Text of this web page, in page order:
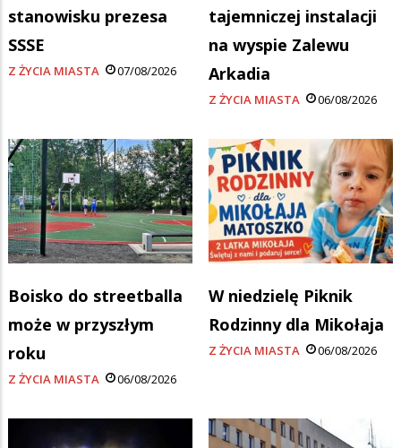
stanowisku prezesa
SSSE
Z ŻYCIA MIASTA 07/08/2026
tajemniczej instalacji
na wyspie Zalewu
Arkadia
Z ŻYCIA MIASTA 06/08/2026
Boisko do streetballa
może w przyszłym
roku
Z ŻYCIA MIASTA 06/08/2026
W niedzielę Piknik
Rodzinny dla Mikołaja
Z ŻYCIA MIASTA 06/08/2026